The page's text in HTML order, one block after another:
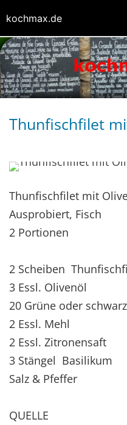
Thunfischfilet
Thunfischfilet mit
Ausprobiert, Fisch
2 Portionen
2 Scheiben
3 Essl. Olivenöl
20 Grüne oder
2 Essl. Mehl
2 Essl. Zitronensaft
3 Stängel Basilikum
Salz & Pfeffer
QUELLE
kochmax.de